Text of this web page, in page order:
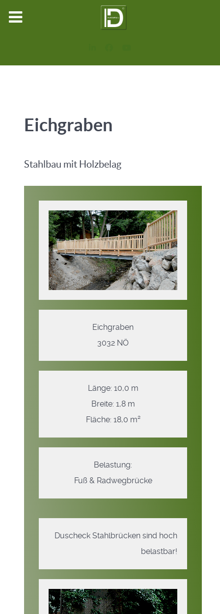
Eichgraben
Stahlbau mit Holzbelag
Eichgraben
3032 NÖ
Länge: 10,0 m
Breite: 1,8 m
Fläche: 18,0 m²
Belastung:
Fuß & Radwegbrücke
Duscheck Stahlbrücken sind hoch
belastbar!